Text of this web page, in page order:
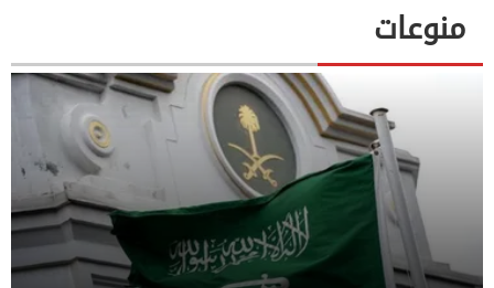
منوعات